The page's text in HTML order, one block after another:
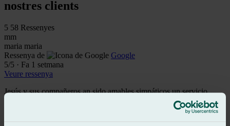
nostres clients
5 58 Ressenyes
mm
maria maria
Ressenya de
Google
5/5 · Fa 1 setmana
Veure ressenya
Jesús y sus compañeros,an sido amables,simpáticos,un servicio
rápido,limpio y perfecto,muchas gracias a los tres,volveré☺️,el